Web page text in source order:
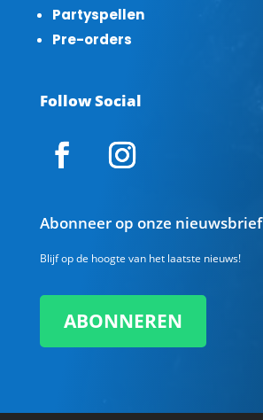
Partyspellen
Pre-orders
Follow Social
Abonneer op onze nieuwsbrief
Blijf op de hoogte van het laatste nieuws!
ABONNEREN